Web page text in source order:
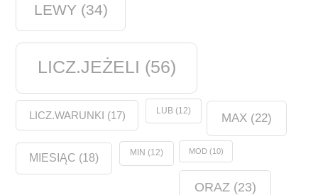
LEWY (34)
LICZ.JEŻELI (56)
LICZ.WARUNKI (17) LUB(12)
MAX(22)
MIESIĄC (18) MIN (12) MOD(10)
ORAZ (23)